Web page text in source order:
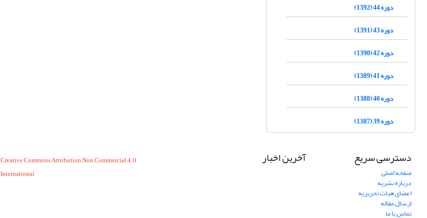
دوره 44 (1392)
دوره 43 (1391)
دوره 42 (1390)
دوره 41 (1389)
دوره 40 (1388)
دوره 39 (1387)
دسترسی سریع
صفحه اصلی
درباره نشریه
اعضای هیات تحریریه
ارسال مقاله
تماس با ما
آخرین اخبار
Creative Commons Attribution Non Commercial 4.0
International